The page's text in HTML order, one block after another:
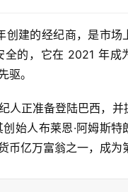
创建的经纪商，是市场
全的，它在 2021 年成
驱。
人正准备登陆巴西，并
始人布莱恩·阿姆斯特
币亿万富翁之一，成为